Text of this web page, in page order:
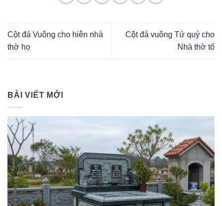
Cột đá Vuông cho hiên nhà
thờ họ
Cột đá vuông Tứ quý cho
Nhà thờ tổ
BÀI VIẾT MỚI